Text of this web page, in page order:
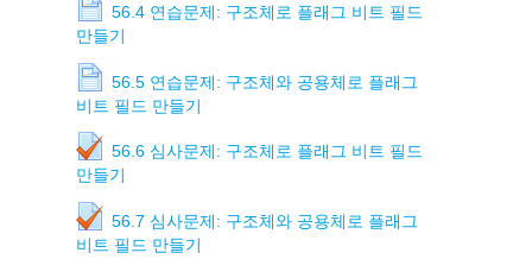
56.4 연습문제: 구조체로 플래그 비트 필드
만들기
56.5 연습문제: 구조체와 공용체로 플래그
비트 필드 만들기
56.6 심사문제: 구조체로 플래그 비트 필드
만들기
56.7 심사문제: 구조체와 공용체로 플래그
비트 필드 만들기